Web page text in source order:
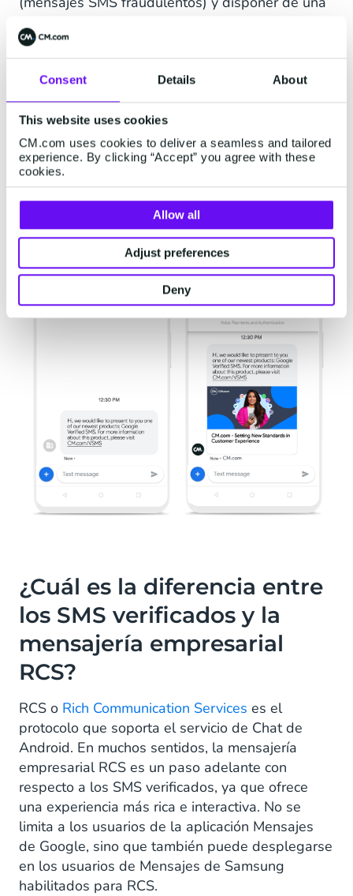
Consent Details About
This website uses cookies
CM.com uses cookies to deliver a seamless and tailored
experience. By clicking “Accept” you agree with these
cookies.
Allow all
Adjust preferences
Deny
prueba de identidad.
Bandeja de entrada con marca
Las empresas pueden añadir una descripción de
100 caracteres, unlogotipo y un nombre de
marca(independientemente de si utilizan un
código largo o un código corto) a su perfil.
¿Cuál es la diferencia entre
los SMS verificados y la
mensajería empresarial
RCS?
RCS o Rich Communication Services es el
protocolo que soporta el servicio de Chat de
Android. En muchos sentidos, la mensajería
empresarial RCS es un paso adelante con
respecto a los SMS verificados, ya que ofrece
una experiencia más rica e interactiva. No se
limita a los usuarios de la aplicación Mensajes
de Google, sino que también puede desplegarse
en los usuarios de Mensajes de Samsung
habilitados para RCS.